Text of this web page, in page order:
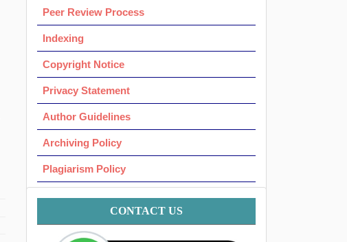
Peer Review Process
Indexing
Copyright Notice
Privacy Statement
Author Guidelines
Archiving Policy
Plagiarism Policy
Contact CONTACT US